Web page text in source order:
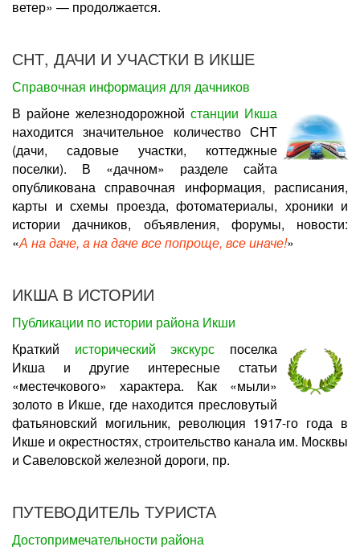
ветер» — продолжается.
СНТ, ДАЧИ И УЧАСТКИ В ИКШЕ
Справочная информация для дачников
В районе железнодорожной станции Икша
находится значительное количество СНТ
(дачи, садовые участки, коттеджные
поселки). В «дачном» разделе сайта
опубликована справочная информация, расписания,
карты и схемы проезда, фотоматериалы, хроники и
истории дачников, объявления, форумы, новости:
«А на даче, а на даче все попроще, все иначе!»
ИКША В ИСТОРИИ
Публикации по истории района Икши
Краткий исторический экскурс поселка
Икша и другие интересные статьи
«местечкового» характера. Как «мыли»
золото в Икше, где находится пресловутый
фатьяновский могильник, революция 1917-го года в
Икше и окрестностях, строительство канала им. Москвы
и Савеловской железной дороги, пр.
ПУТЕВОДИТЕЛЬ ТУРИСТА
Достопримечательности района